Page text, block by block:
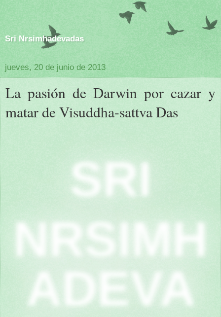
Sri Nrsimhadevadas
jueves, 20 de junio de 2013
La pasión de Darwin por cazar y
matar de Visuddha-sattva Das
SRI
NRSIMH
ADEVA